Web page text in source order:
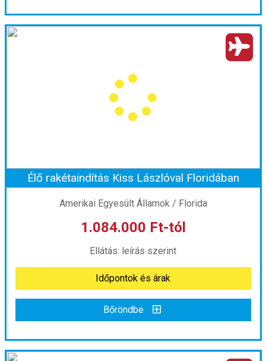
Vietnám Körutazás ***
Körutazás Vietnámban
Utazás módja:
Ellátás: leírás szerint
Szálláskategória:
2 ágyas szoba
Időpont: 2026-11-26 | 12 éj
már 1.050.000 Ft-tól
Időpontok és árak
Bőröndbe
Élő rakétaindítás Kiss Lászlóval Floridában
Amerikai Egyesült Államok / Florida
1.084.000 Ft-tól
Ellátás: leírás szerint
Időpontok és árak
Bőröndbe
Élő rakétaindítás Kiss Lászlóval Floridában